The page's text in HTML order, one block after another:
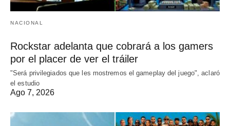
NACIONAL
Rockstar adelanta que cobrará a los gamers
por el placer de ver el tráiler
"Será privilegiados que les mostremos el gameplay del juego", aclaró
el estudio
Ago 7, 2026